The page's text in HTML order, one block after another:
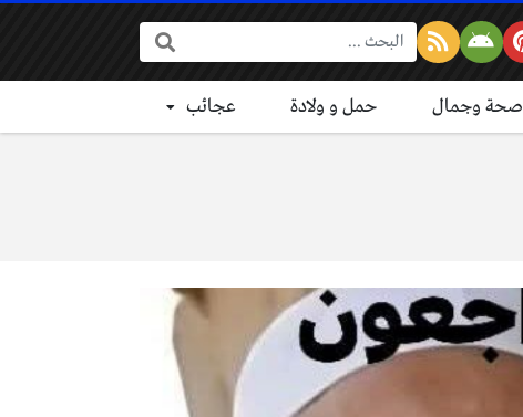
البحث:
صحة وجمال حمل و ولادة عجائب